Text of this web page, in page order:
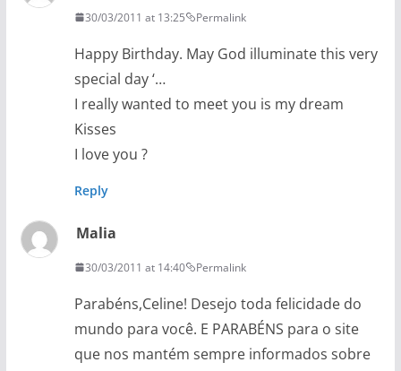
30/03/2011 at 13:25 Permalink
Happy Birthday. May God illuminate this very
special day ‘…
I really wanted to meet you is my dream
Kisses
I love you ?
Reply
Malia
30/03/2011 at 14:40 Permalink
Parabéns,Celine! Desejo toda felicidade do
mundo para você. E PARABÉNS para o site
que nos mantém sempre informados sobre